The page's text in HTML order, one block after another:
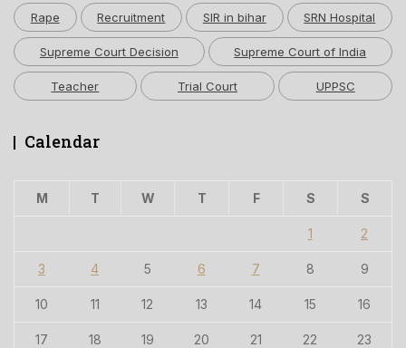
Rape Recruitment SIR in bihar SRN Hospital
Supreme Court Decision Supreme Court of India
Teacher Trial Court UPPSC
Calendar
M T W T F S S
1 2
3 4 5 6 7 8 9
10 11 12 13 14 15 16
17 18 19 20 21 22 23